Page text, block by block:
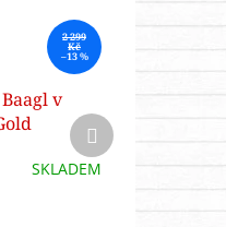
2 299
Kč
–13 %
v
SKLADEM
Další
produkt